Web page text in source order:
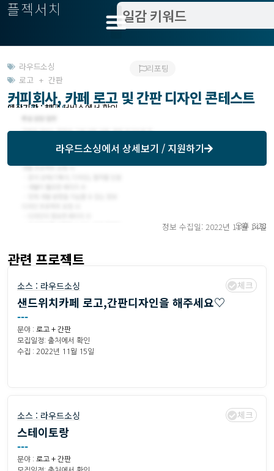
플젝서치
라우드소싱
로고 + 간판
리포팅
커피회사, 카페 로고 및 간판 디자인 콘테스트
모집기한 : 11/16
예상기간 : 해당 서비스에서 확인
라우드소싱에서 상세보기 / 지원하기
정보 수집일: 2022년 11월 14일
오후 3:28
관련 프로젝트
소스 : 라우드소싱 체크
샌드위치카페 로고,간판디자인을 해주세요♡
---
분야 : 로고 + 간판
모집일정: 출처에서 확인
수집 : 2022년 11월 15일
소스 : 라우드소싱 체크
스테이토랑
---
분야 : 로고 + 간판